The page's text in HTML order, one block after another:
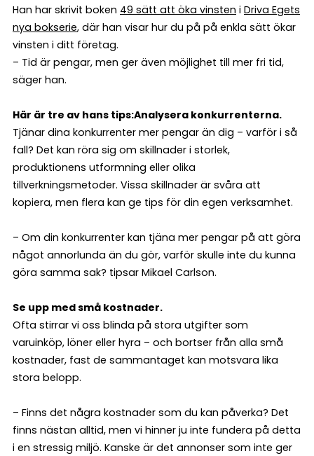
Han har skrivit boken 49 sätt att öka vinsten i Driva Egets
nya bokserie, där han visar hur du på på enkla sätt ökar
vinsten i ditt företag.
– Tid är pengar, men ger även möjlighet till mer fri tid,
säger han.
Här är tre av hans tips:Analysera konkurrenterna.
Tjänar dina konkurrenter mer pengar än dig – varför i så
fall? Det kan röra sig om skillnader i storlek,
produktionens utformning eller olika
tillverkningsmetoder. Vissa skillnader är svåra att
kopiera, men flera kan ge tips för din egen verksamhet.
– Om din konkurrenter kan tjäna mer pengar på att göra
något annorlunda än du gör, varför skulle inte du kunna
göra samma sak? tipsar Mikael Carlson.
Se upp med små kostnader.
Ofta stirrar vi oss blinda på stora utgifter som
varuinköp, löner eller hyra – och bortser från alla små
kostnader, fast de sammantaget kan motsvara lika
stora belopp.
– Finns det några kostnader som du kan påverka? Det
finns nästan alltid, men vi hinner ju inte fundera på detta
i en stressig miljö. Kanske är det annonser som inte ger